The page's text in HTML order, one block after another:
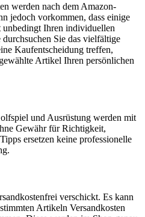
werden nach dem Amazon-
jedoch vorkommen, dass einige
Ihren individuellen
Sie das vielfältige
Kaufentscheidung treffen,
Artikel Ihren persönlichen
und Ausrüstung werden mit
Gewähr für Richtigkeit,
ersetzen keine professionelle
verschickt. Es kann
Artikeln Versandkosten